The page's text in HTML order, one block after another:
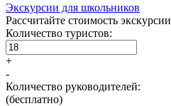
Экскурсии для школьников
Рассчитайте стоимость экскурсии
Количество туристов:
+
-
Количество руководителей:
(бесплатно)